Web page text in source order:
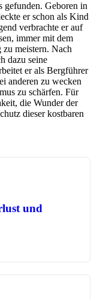
gefunden. Geboren in
er schon als Kind
verbrachte er auf
immer mit dem
meistern. Nach
dazu seine
er als Bergführer
anderen zu wecken
zu schärfen. Für
die Wunder der
dieser kostbaren
und